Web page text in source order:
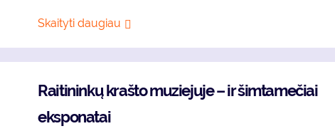
Skaityti daugiau
Raitininkų krašto muziejuje – ir šimtamečiai
eksponatai